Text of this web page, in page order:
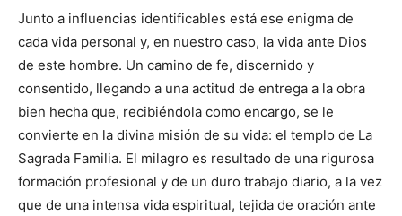
Junto a influencias identificables está ese enigma de
cada vida personal y, en nuestro caso, la vida ante Dios
de este hombre. Un camino de fe, discernido y
consentido, llegando a una actitud de entrega a la obra
bien hecha que, recibiéndola como encargo, se le
convierte en la divina misión de su vida: el templo de La
Sagrada Familia. El milagro es resultado de una rigurosa
formación profesional y de un duro trabajo diario, a la vez
que de una intensa vida espiritual, tejida de oración ante